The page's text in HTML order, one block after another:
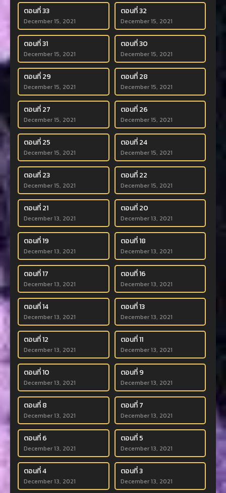
ตอนที่ 33
December 15, 2021
ตอนที่ 32
December 15, 2021
ตอนที่ 31
December 15, 2021
ตอนที่ 30
December 15, 2021
ตอนที่ 29
December 15, 2021
ตอนที่ 28
December 15, 2021
ตอนที่ 27
December 15, 2021
ตอนที่ 26
December 15, 2021
ตอนที่ 25
December 15, 2021
ตอนที่ 24
December 15, 2021
ตอนที่ 23
December 15, 2021
ตอนที่ 22
December 15, 2021
ตอนที่ 21
December 13, 2021
ตอนที่ 20
December 13, 2021
ตอนที่ 19
December 13, 2021
ตอนที่ 18
December 13, 2021
ตอนที่ 17
December 13, 2021
ตอนที่ 16
December 13, 2021
ตอนที่ 14
December 13, 2021
ตอนที่ 13
December 13, 2021
ตอนที่ 12
December 13, 2021
ตอนที่ 11
December 13, 2021
ตอนที่ 10
December 13, 2021
ตอนที่ 9
December 13, 2021
ตอนที่ 8
December 13, 2021
ตอนที่ 7
December 13, 2021
ตอนที่ 6
December 13, 2021
ตอนที่ 5
December 13, 2021
ตอนที่ 4
December 13, 2021
ตอนที่ 3
December 13, 2021